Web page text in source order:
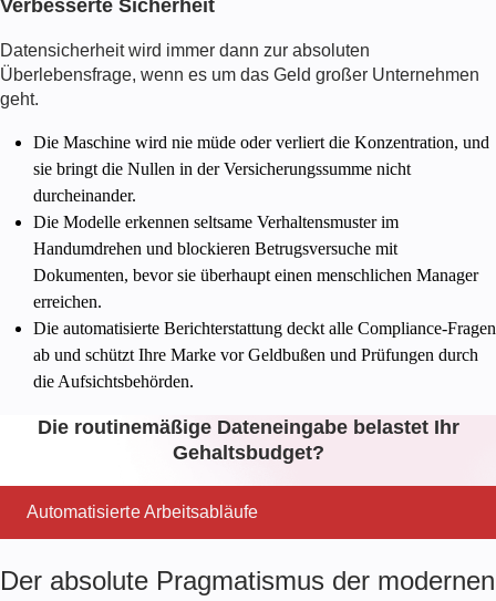
Verbesserte Sicherheit
Datensicherheit wird immer dann zur absoluten
Überlebensfrage, wenn es um das Geld großer Unternehmen
geht.
Die Maschine wird nie müde oder verliert die Konzentration, und
sie bringt die Nullen in der Versicherungssumme nicht
durcheinander.
Die Modelle erkennen seltsame Verhaltensmuster im
Handumdrehen und blockieren Betrugsversuche mit
Dokumenten, bevor sie überhaupt einen menschlichen Manager
erreichen.
Die automatisierte Berichterstattung deckt alle Compliance-Fragen
ab und schützt Ihre Marke vor Geldbußen und Prüfungen durch
die Aufsichtsbehörden.
Die routinemäßige Dateneingabe belastet Ihr
Gehaltsbudget?
Automatisierte Arbeitsabläufe
Der absolute Pragmatismus der modernen